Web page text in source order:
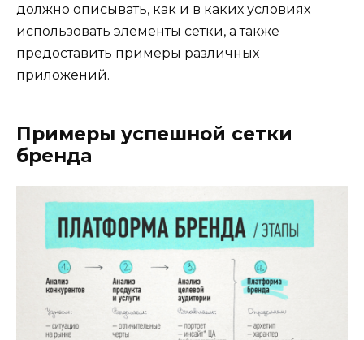
должно описывать, как и в каких условиях
использовать элементы сетки, а также
предоставить примеры различных
приложений.
Примеры успешной сетки
бренда